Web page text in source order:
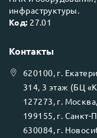
инфраструктуры.
Код: 27.01
Контакты
620100, г.
314, 3 этаж (БЦ
127273, г. Москва
199155, г. Санкт-
630084, г.